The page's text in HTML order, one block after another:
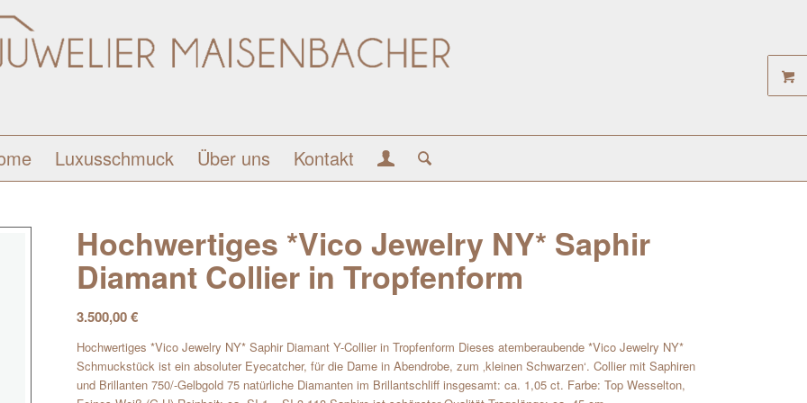
Luxusschmuck Über uns Kontakt
Hochwertiges *Vico Jewelry NY* Saphir
Diamant Collier in Tropfenform
3.500,00€
Hochwertiges *Vico Jewelry NY* Saphir Diamant Y-Collier in Tropfenform Dieses atemberaubende *Vico Jewelry NY*
Schmuckstück ist ein absoluter Eyecatcher, für die Dame in Abendrobe, zum ‚kleinen Schwarzen‘. Collier mit Saphiren
und Brillanten 750/-Gelbgold 75 natürliche Diamanten im Brillantschliff insgesamt: ca. 1,05 ct. Farbe: Top Wesselton,